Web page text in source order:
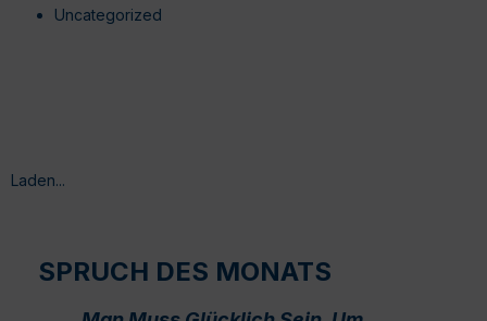
Uncategorized
Laden...
SPRUCH DES MONATS